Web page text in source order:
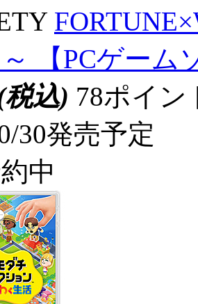
【PCゲーム
税込) 78ポイ
30発売予定
中